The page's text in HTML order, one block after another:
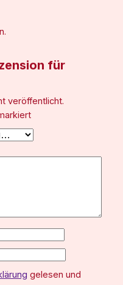
für
veröffentlicht.
gelesen und